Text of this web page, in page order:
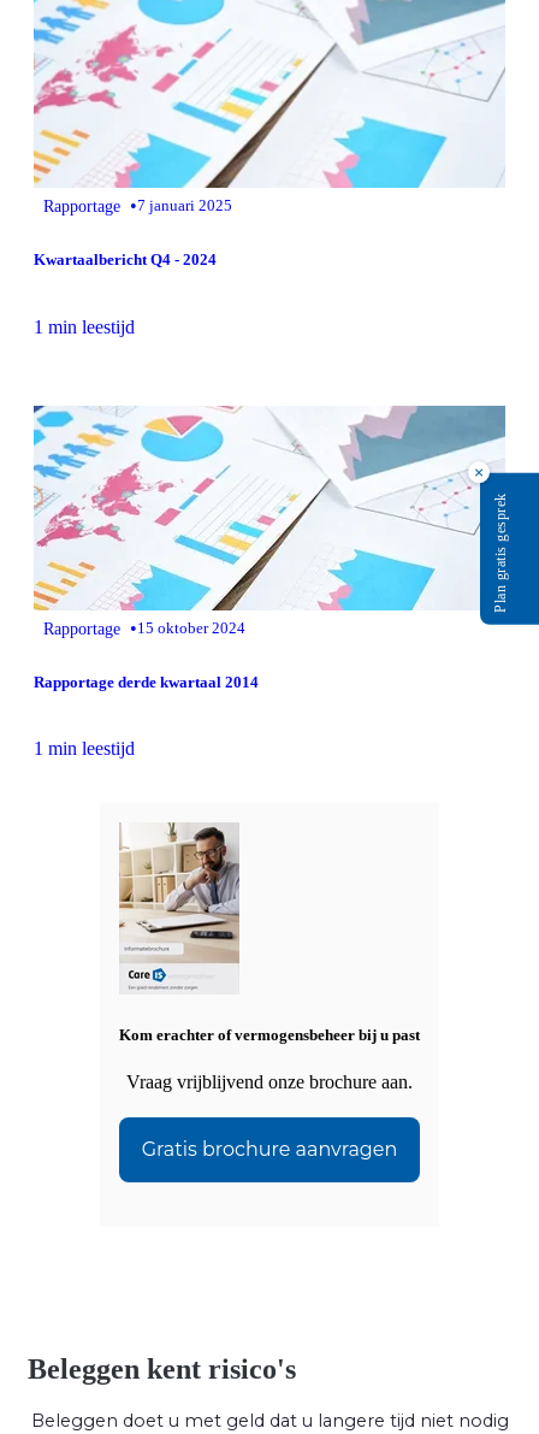
Rapportage •7 januari 2025
Kwartaalbericht Q4 - 2024
1 min leestijd
Rapportage •15 oktober 2024
Rapportage derde kwartaal 2014
1 min leestijd
Kom erachter of vermogensbeheer bij u past
Vraag vrijblijvend onze brochure aan.
Beleggen kent risico's
Beleggen doet u met geld dat u langere tijd niet nodig
×
Plan gratis gesprek